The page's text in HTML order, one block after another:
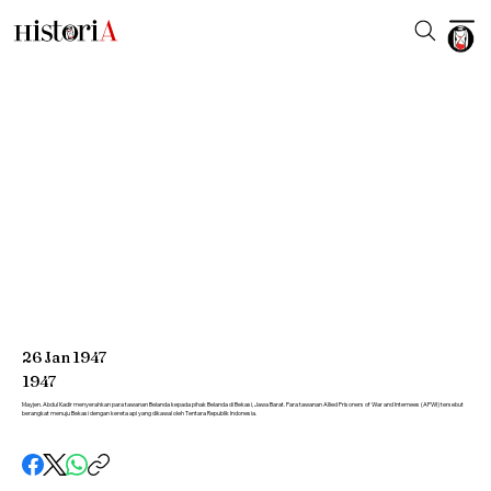
26Jan1947
1947
Mayjen. Abdul Kadir menyerahkan para tawanan Belanda kepada pihak Belanda di Bekasi, Jawa Barat. Para tawanan Allied Prisoners of War and Internees (APWI) tersebut
berangkat menuju Bekasi dengan kereta api yang dikawal oleh Tentara Republik Indonesia.